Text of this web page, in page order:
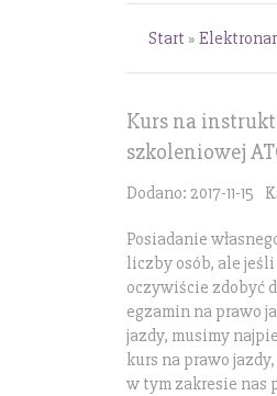
Start »
Kurs na
szkoleniowej
Dodano: 2017-11-15
Posiadanie
liczby osób, ale
oczywiście zdobyć
egzamin na prawo
jazdy, musimy
kurs na prawo
w tym zakresie nas